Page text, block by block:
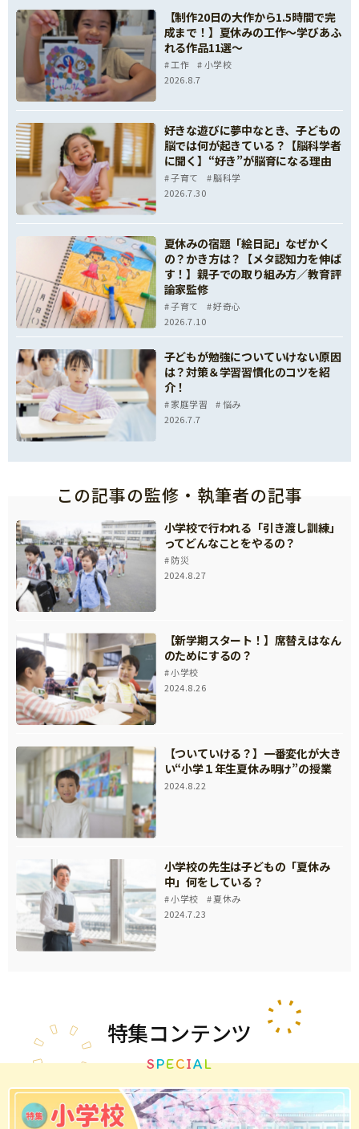
【制作20日の大作から1.5時間で完
成まで！】夏休みの工作～学びあふ
れる作品11選～
工作
小学校
2026.8.7
好きな遊びに夢中なとき、子どもの
脳では何が起きている？【脳科学者
に聞く】“好き”が脳育になる理由
子育て
脳科学
2026.7.30
夏休みの宿題「絵日記」なぜかく
の？かき方は？【メタ認知力を伸ば
す！】親子での取り組み方／教育評
論家監修
子育て
好奇心
2026.7.10
子どもが勉強についていけない原因
は？対策＆学習習慣化のコツを紹
介！
家庭学習
悩み
2026.7.7
この記事の監修・執筆者の記事
小学校で行われる「引き渡し訓練」
ってどんなことをやるの？
防災
2024.8.27
【新学期スタート！】席替えはなん
のためにするの？
小学校
2024.8.26
【ついていける？】一番変化が大き
い“小学１年生夏休み明け”の授業
2024.8.22
小学校の先生は子どもの「夏休み
中」何をしている？
小学校
夏休み
2024.7.23
特集コンテンツ
SPECIAL